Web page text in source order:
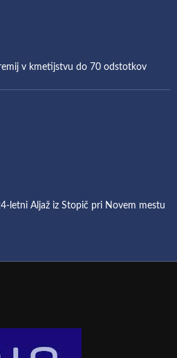
v kmetijstvu do 70 odstotkov
letni Aljaž iz Stopič pri Novem mestu